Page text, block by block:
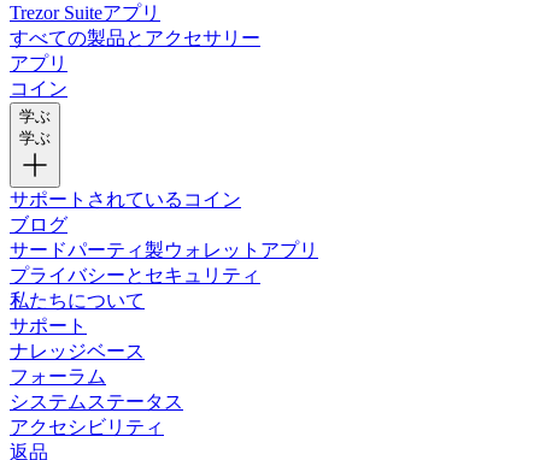
Trezor Suiteアプリ
すべての製品とアクセサリー
アプリ
コイン
学ぶ
学ぶ
サポートされているコイン
ブログ
サードパーティ製ウォレットアプリ
プライバシーとセキュリティ
私たちについて
サポート
ナレッジベース
フォーラム
システムステータス
アクセシビリティ
返品